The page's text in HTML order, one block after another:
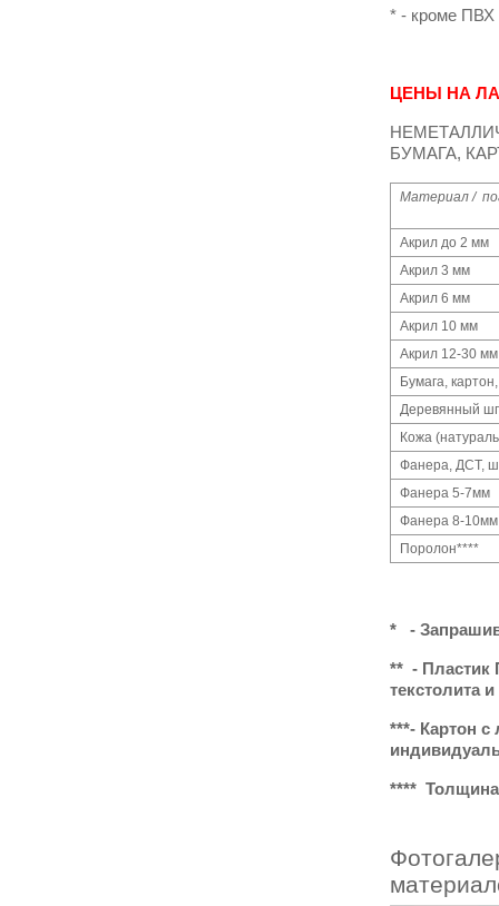
* - кроме ПВХ
ЦЕНЫ НА
БУМАГА,
Материал /
Акрил до 2 мм
Акрил 3 мм
Акрил 6 мм
Акрил 10 мм
Акрил 12-30 мм
Бумага,
Деревянный
Кожа
Фанера, ДСТ,
Фанера 5-7мм
Фанера 8-
Поролон****
* -
** - Пластик
текстолита
***- Картон
****